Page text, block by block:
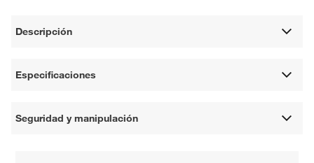
Descripción
Especificaciones
Seguridad y manipulación